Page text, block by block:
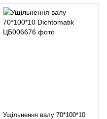
Ущільнення валу 70*100*10